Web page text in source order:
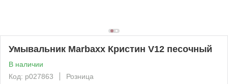
Умывальник Marbaxx Кристин V12 песочный
В наличии
Код: p027863
Розница